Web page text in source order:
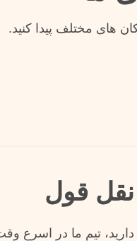
های مختلف پیدا کنید.
دارید، تیم ما در اسرع